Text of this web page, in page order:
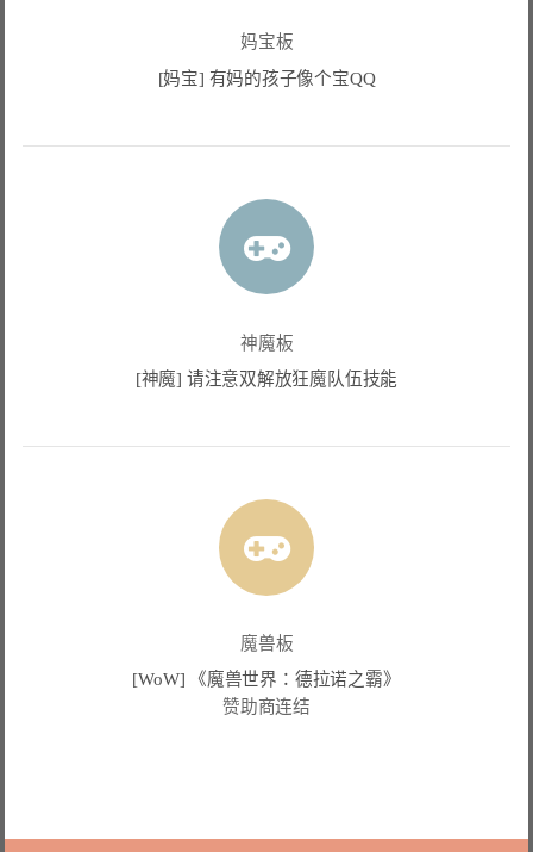
妈宝板
[妈宝] 有妈的孩子像个宝QQ
神魔板
[神魔] 请注意双解放狂魔队伍技能
魔兽板
[WoW] 《魔兽世界：德拉诺之霸》
赞助商连结